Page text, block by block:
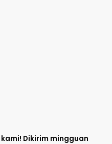
kami! Dikirim mingguan